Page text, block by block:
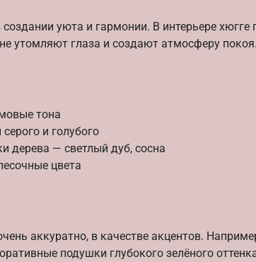
уюта и гармонии. В интерьере хюгге
утомляют глаза и создают атмосферу покоя.
тона
и голубого
дерева — светлый дуб, сосна
цвета
аккуратно, в качестве акцентов.
подушки глубокого зелёного